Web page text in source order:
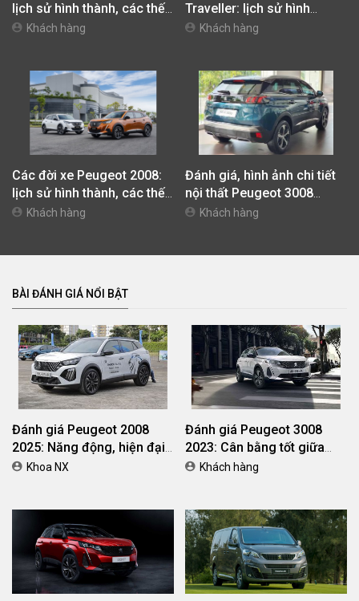
lịch sử hình thành, các thế
hệ trên thế giới và Việt Nam
Khách hàng
Traveller: lịch sử hình
thành, các thế hệ trên thế
Khách hàng
Các đời xe Peugeot 2008:
lịch sử hình thành, các thế
hệ trên thế giới và Việt Nam
Khách hàng
Đánh giá, hình ảnh chi tiết
nội thất Peugeot 3008
2023: khoang lái, các hàng
Khách hàng
BÀI ĐÁNH GIÁ NỔI BẬT
Đánh giá Peugeot 2008
2025: Năng động, hiện đại,
mạnh mẽ và thu hút khách
Khoa NX
Đánh giá Peugeot 3008
2023: Cân bằng tốt giữa
thiết kế - động cơ và trang
Khách hàng